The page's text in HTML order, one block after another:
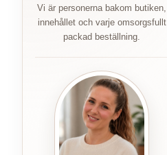
Vi är personerna bakom butiken,
innehållet och varje omsorgsfullt
packad beställning.